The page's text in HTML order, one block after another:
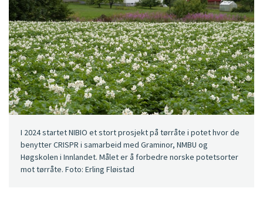
I 2024 startet NIBIO et stort prosjekt på tørråte i potet hvor de
benytter CRISPR i samarbeid med Graminor, NMBU og
Høgskolen i Innlandet. Målet er å forbedre norske potetsorter
mot tørråte. Foto: Erling Fløistad